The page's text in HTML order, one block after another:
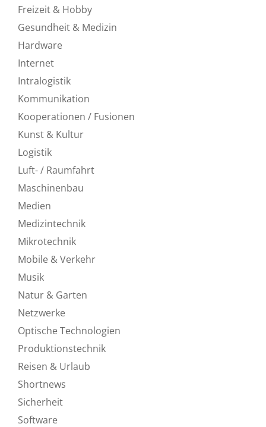
Freizeit & Hobby
Gesundheit & Medizin
Hardware
Internet
Intralogistik
Kommunikation
Kooperationen / Fusionen
Kunst & Kultur
Logistik
Luft- / Raumfahrt
Maschinenbau
Medien
Medizintechnik
Mikrotechnik
Mobile & Verkehr
Musik
Natur & Garten
Netzwerke
Optische Technologien
Produktionstechnik
Reisen & Urlaub
Shortnews
Sicherheit
Software